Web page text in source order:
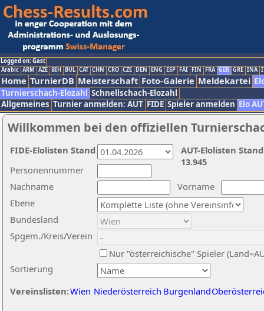
Logged on: Gast
Arabic ARM AZE BIH BUL CAT CHN CRO CZE DEN ENG ESP FAI FIN FRA GER GRE INA
Home TurnierDB Meisterschaft Foto-Galerie Meldekartei
Turnierschach-Elozahl Schnellschach-Elozahl
Allgemeines Turnier anmelden: AUT FIDE Spieler anmelden Elo
Willkommen bei den offiziellen
Nachname
Vorname
Ebene
Sortierung
Personennummer
Bundesland
Spgem./Kreis/Verein
Nur "österreichische" Spieler
Vereinslisten:Wien Niederösterreich Burgenland
AUT-Elolisten
13.945
FIDE-Elolisten Stand